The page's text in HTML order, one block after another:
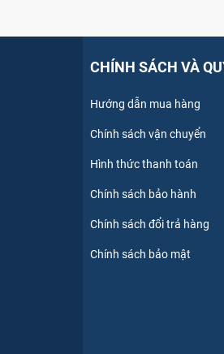
CHÍNH SÁCH VÀ
Hướng dẫn mua hàng
Chính sách vận chuyển
Hình thức thanh toán
Chính sách bảo hành
Chính sách đổi trả hàng
Chính sách bảo mật